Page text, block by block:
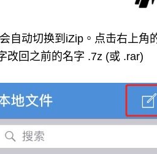
自动切换到iZip。点击右上角
改回之前的名字 .7z (或 .rar)